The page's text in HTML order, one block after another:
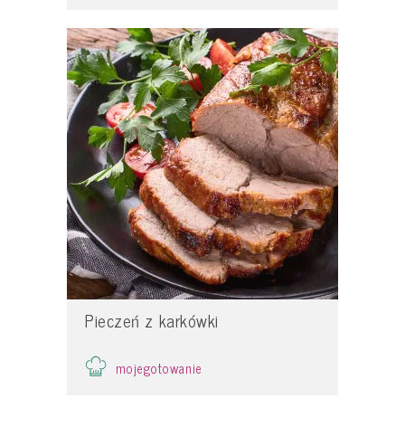
Pieczeń z karkówki
mojegotowanie